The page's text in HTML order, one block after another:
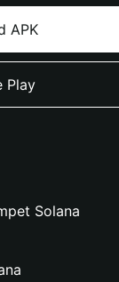
APK
Play
Solana